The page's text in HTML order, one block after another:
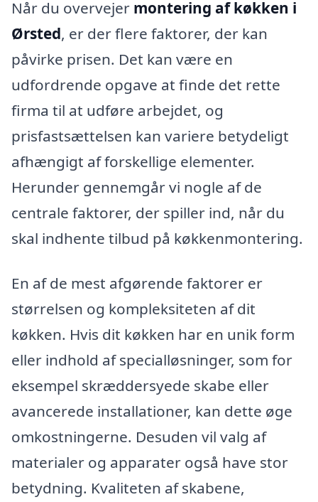
Når du overvejer montering af køkken i
Ørsted, er der flere faktorer, der kan
påvirke prisen. Det kan være en
udfordrende opgave at finde det rette
firma til at udføre arbejdet, og
prisfastsættelsen kan variere betydeligt
afhængigt af forskellige elementer.
Herunder gennemgår vi nogle af de
centrale faktorer, der spiller ind, når du
skal indhente tilbud på køkkenmontering.
En af de mest afgørende faktorer er
størrelsen og kompleksiteten af dit
køkken. Hvis dit køkken har en unik form
eller indhold af specialløsninger, som for
eksempel skræddersyede skabe eller
avancerede installationer, kan dette øge
omkostningerne. Desuden vil valg af
materialer og apparater også have stor
betydning. Kvaliteten af skabene,